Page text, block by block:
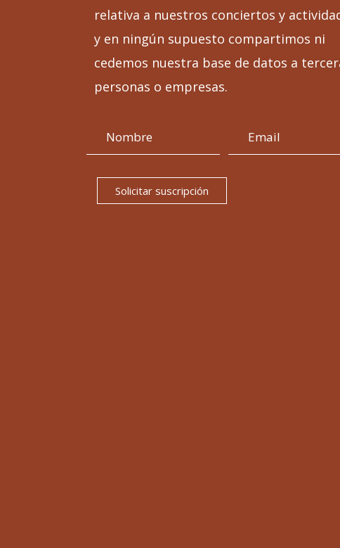
relativa a nuestros conciertos y
y en ningún supuesto compartimos ni
cedemos nuestra base de datos a
personas o empresas.
Solicitar suscripción